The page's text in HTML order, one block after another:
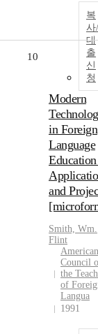
복
사/
대
출
신
청
10
Modern
in Foreign
Language
and
Smith, Wm.
Flint
American
Council
the
of
Langua
1991